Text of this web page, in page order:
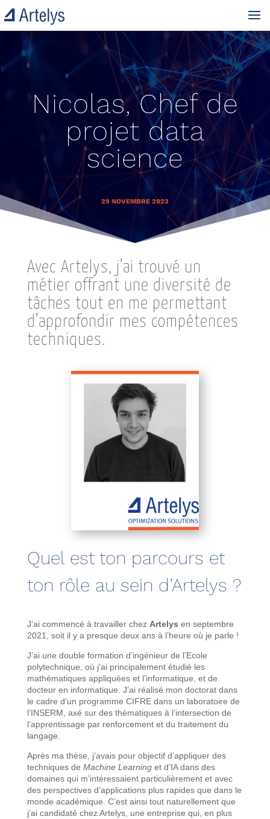
Nicolas, Chef de
projet data
science
29 NOVEMBRE 2023
Avec Artelys, j’ai trouvé un
métier offrant une diversité de
tâches tout en me permettant
d’approfondir mes compétences
techniques.
Quel est ton parcours et
ton rôle au sein d’Artelys ?
J’ai commencé à travailler chez Artelys en septembre
2021, soit il y a presque deux ans à l’heure où je parle !
J’ai une double formation d’ingénieur de l’Ecole
polytechnique, où j’ai principalement étudié les
mathématiques appliquées et l’informatique, et de
docteur en informatique. J’ai réalisé mon doctorat dans
le cadre d’un programme CIFRE dans un laboratoire de
l’INSERM, axé sur des thématiques à l’intersection de
l’apprentissage par renforcement et du traitement du
langage.
Après ma thèse, j’avais pour objectif d’appliquer des
techniques de Machine Learninget d’IA dans des
domaines qui m’intéressaient particulièrement et avec
des perspectives d’applications plus rapides que dans le
monde académique. C’est ainsi tout naturellement que
j’ai candidaté chez Artelys, une entreprise qui, en plus